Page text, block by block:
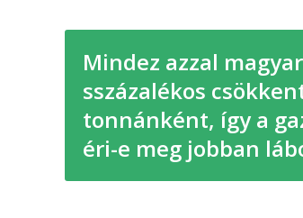
Mindez azzal
sszázalékos
tonnánként, így a
éri-e meg jobban